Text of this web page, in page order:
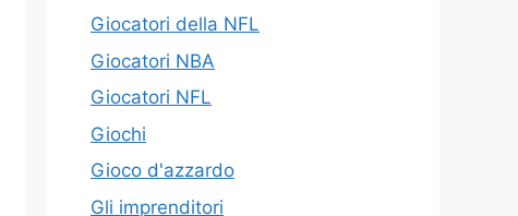
Giocatori della NFL
Giocatori NBA
Giocatori NFL
Giochi
Gioco d'azzardo
Gli imprenditori